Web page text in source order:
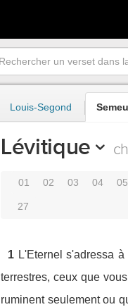
Louis-Segond
Lévitique
01 02 03 04 05
27
1 L'Eternel s'adressa
terrestres, ceux que
ruminent seulement ou